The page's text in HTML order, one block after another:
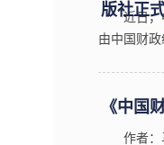
版社正
近日，
由中国财
《中国
作者